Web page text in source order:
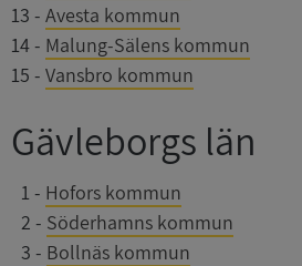
13 - Avesta kommun
14- Malung-Sälens kommun
15 - Vansbro kommun
Gävleborgs län
1- Hofors kommun
2 - Söderhamns kommun
3 - Bollnäs kommun